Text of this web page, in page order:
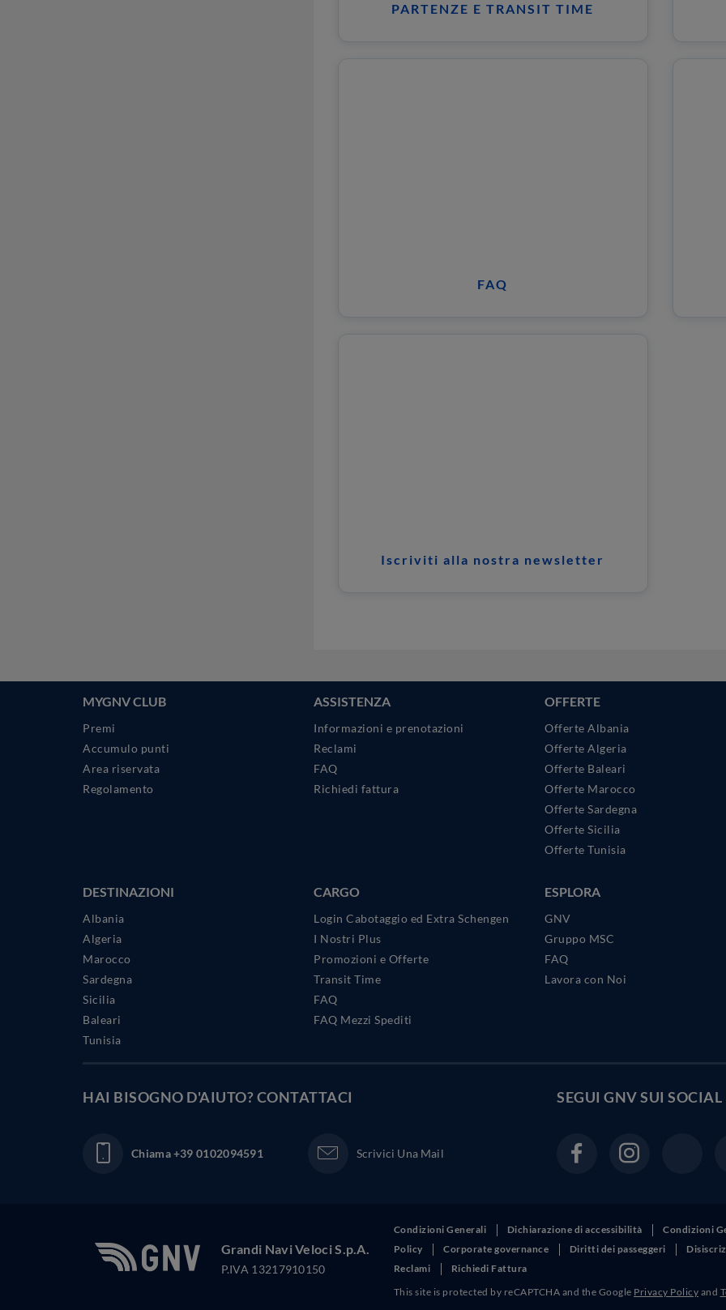
PARTENZE E TRANSIT TIME
FAQ
Iscriviti alla nostra newsletter
MYGNV CLUB
Premi
Accumulo punti
Area riservata
Regolamento
ASSISTENZA
Informazioni e prenotazioni
Reclami
FAQ
Richiedi fattura
OFFERTE
Offerte Albania
Offerte Algeria
Offerte Baleari
Offerte Marocco
Offerte Sardegna
Offerte Sicilia
Offerte Tunisia
DESTINAZIONI
Albania
Algeria
Marocco
Sardegna
Sicilia
Baleari
Tunisia
CARGO
Login Cabotaggio ed Extra Schengen
I Nostri Plus
Promozioni e Offerte
Transit Time
FAQ
FAQ Mezzi Spediti
ESPLORA
GNV
Gruppo MSC
FAQ
Lavora con Noi
HAI BISOGNO D'AIUTO? CONTATTACI
Chiama+39 0102094591 Scrivici Una Mail
SEGUI GNV SUI SOCIAL
Grandi Navi Veloci S.p.A.
P.IVA 13217910150
Condizioni Generali Dichiarazione di accessibilità
Condizioni
Policy
Corporate governance Diritti dei passeggeri
Reclami
Richiedi Fattura
This site is protected by reCAPTCHA and the Google Privacy Policy and